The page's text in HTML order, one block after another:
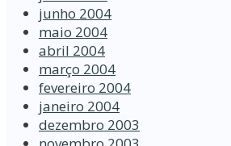
junho 2004
maio 2004
abril 2004
março 2004
fevereiro 2004
janeiro 2004
dezembro 2003